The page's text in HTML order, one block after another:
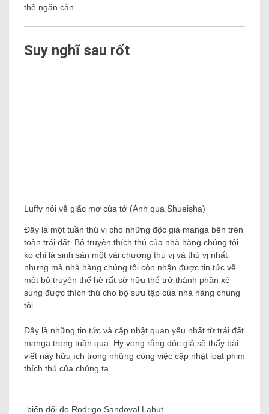
thể ngăn cản.
Suy nghĩ sau rốt
Luffy nói về giấc mơ của tớ (Ảnh qua Shueisha)
Đây là một tuần thú vị cho những độc giả manga bên trên
toàn trái đất. Bộ truyện thích thú của nhà hàng chúng tôi
ko chỉ là sinh sản một vài chương thú vị và thú vị nhất
nhưng mà nhà hàng chúng tôi còn nhận được tin tức về
một bộ truyện thế hệ rất sở hữu thể trở thành phần xẻ
sung được thích thú cho bộ sưu tập của nhà hàng chúng
tôi.
Đây là những tin tức và cập nhật quan yếu nhất từ ​​trái đất
manga trong tuần qua. Hy vọng rằng độc giả sẽ thấy bài
viết này hữu ích trong những công việc cập nhật loạt phim
thích thú của chúng ta.
biến đổi do Rodrigo Sandoval Lahut